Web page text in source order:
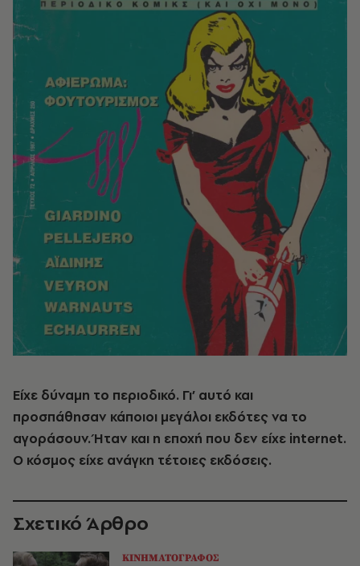
Είχε δύναμη το περιοδικό. Γι’ αυτό και
προσπάθησαν κάποιοι μεγάλοι εκδότες να το
αγοράσουν. Ήταν και η εποχή που δεν είχε internet.
Ο κόσμος είχε ανάγκη τέτοιες εκδόσεις.
Σχετικό Άρθρο
ΚΙΝΗΜΑΤΟΓΡΑΦΟΣ